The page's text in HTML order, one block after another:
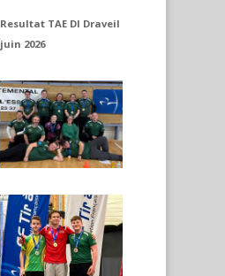
Resultat TAE DI Draveil
juin 2026